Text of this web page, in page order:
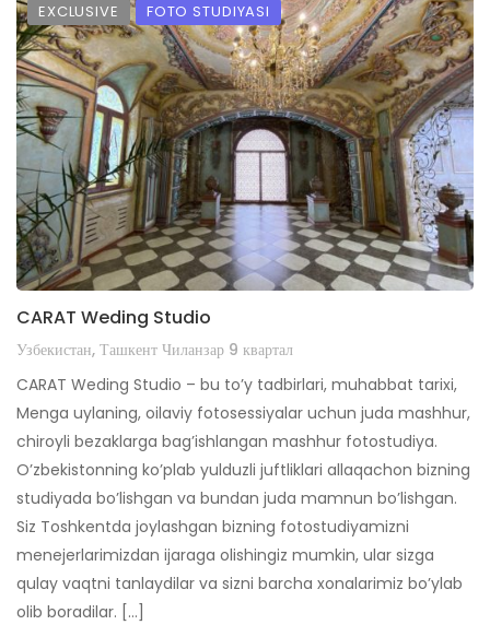
EXCLUSIVE FOTO STUDIYASI
CARAT Weding Studio
Узбекистан, Ташкент Чиланзар 9 квартал
CARAT Weding Studio – bu to’y tadbirlari, muhabbat tarixi,
Menga uylaning, oilaviy fotosessiyalar uchun juda mashhur,
chiroyli bezaklarga bag’ishlangan mashhur fotostudiya.
O’zbekistonning ko’plab yulduzli juftliklari allaqachon bizning
studiyada bo’lishgan va bundan juda mamnun bo’lishgan.
Siz Toshkentda joylashgan bizning fotostudiyamizni
menejerlarimizdan ijaraga olishingiz mumkin, ular sizga
qulay vaqtni tanlaydilar va sizni barcha xonalarimiz bo’ylab
olib boradilar. […]